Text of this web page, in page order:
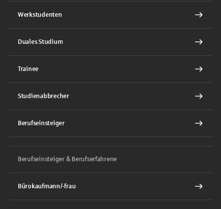
Werkstudenten
Duales Studium
Trainee
Studienabbrecher
Berufseinsteiger
Berufseinsteiger & Berufserfahrene
Bürokaufmann/-frau